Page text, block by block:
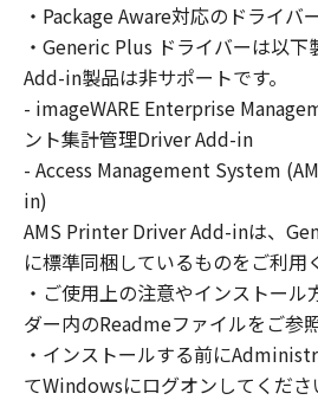
only on computers directly
connected to the Products
Computer").
You may allow other users
computers connected to
Computer to use the
that you must assure that all
abide by the terms of this
shall be subject to
obligations borne by you
You may make one copy of
solely for a back-up purpose.
・Package Aware対応のドライバー
・Generic Plus ドライバーは以
Add-in製品は非サポートです。
- imageWARE Enterprise
ント集計管理Driver Add-in
- Access Management System
in)
AMS Printer Driver Add-inは、
に標準同梱しているものをご利用
・ご使用上の注意やインストー
ダー内のReadmeファイルをご参
・インストールする前に
てWindowsにログオンしてくださ